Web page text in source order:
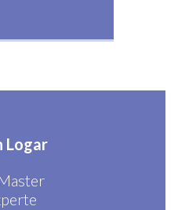
Logar